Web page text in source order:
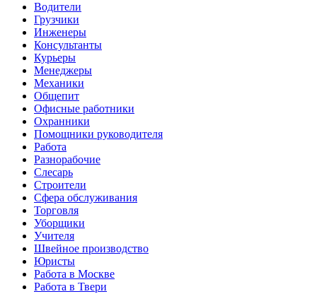
Водители
Грузчики
Инженеры
Консультанты
Курьеры
Менеджеры
Механики
Общепит
Офисные работники
Охранники
Помощники руководителя
Работа
Разнорабочие
Слесарь
Строители
Сфера обслуживания
Торговля
Уборщики
Учителя
Швейное производство
Юристы
Работа в Москве
Работа в Твери